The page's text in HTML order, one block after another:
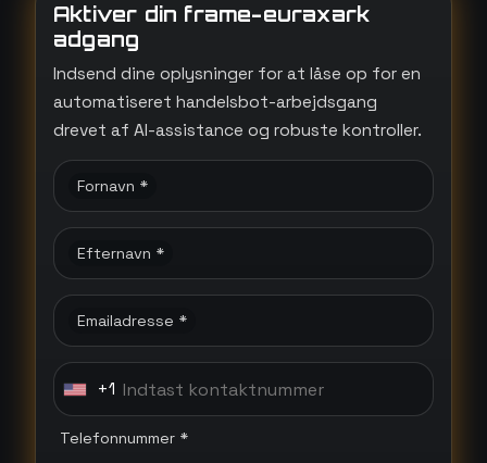
Aktiver din frame-euraxark
adgang
Indsend dine oplysninger for at låse op for en
automatiseret handelsbot-arbejdsgang
drevet af AI-assistance og robuste kontroller.
Fornavn *
Efternavn *
Emailadresse *
U +1
Telefonnummer *